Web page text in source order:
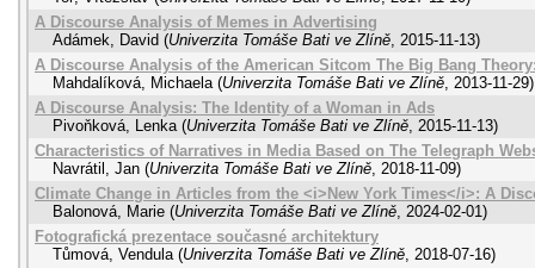
A Discourse Analysis of Memes in Advertising
Adámek, David (Univerzita Tomáše Bati ve Zlíně, 2015-11-13)
A Discourse Analysis of the American Sitcom The Big Bang
Mahdalíková, Michaela (Univerzita Tomáše Bati ve Zlíně, 2013-11-29)
A Discourse Analysis: The Identity of a Woman in Ads
Pivoňková, Lenka (Univerzita Tomáše Bati ve Zlíně, 2015-11-13)
Characteristics of Narratives in Media Based on The Telegraph
Navrátil, Jan (Univerzita Tomáše Bati ve Zlíně, 2018-11-09)
Climate Change in Articles from the <i>New York Times</i>: A
Balonová, Marie (Univerzita Tomáše Bati ve Zlíně, 2024-02-01)
Fotografická prezentace současné architektury
Tůmová, Vendula (Univerzita Tomáše Bati ve Zlíně, 2018-07-16)